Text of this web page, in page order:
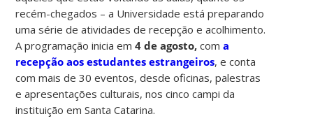
recém-chegados – a Universidade está preparando
uma série de atividades de recepção e acolhimento.
A programação inicia em4 de agosto,coma
recepção aos estudantes estrangeiros, e conta
com mais de 30 eventos, desde oficinas, palestras
e apresentações culturais, nos cinco campi da
instituição em Santa Catarina.